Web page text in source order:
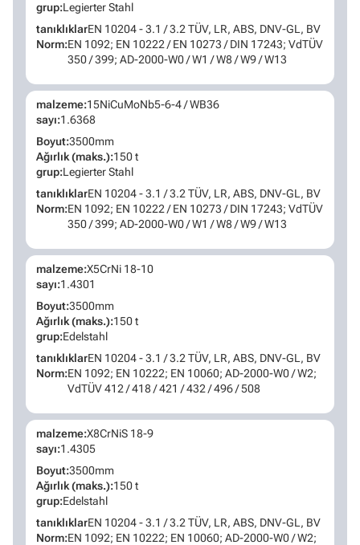
grup:Legierter Stahl
tanıklıklarEN 10204 - 3.1 / 3.2 TÜV, LR, ABS, DNV-GL, BV
Norm:EN 1092; EN 10222 / EN 10273 / DIN 17243; VdTÜV
350 / 399; AD-2000-W0 / W1 / W8 / W9 / W13
malzeme:15NiCuMoNb5-6-4 / WB36
sayı:1.6368
Boyut:3500mm
Ağırlık (maks.):150 t
grup:Legierter Stahl
tanıklıklarEN 10204 - 3.1 / 3.2 TÜV, LR, ABS, DNV-GL, BV
Norm:EN 1092; EN 10222 / EN 10273 / DIN 17243; VdTÜV
350 / 399; AD-2000-W0 / W1 / W8 / W9 / W13
malzeme:X5CrNi 18-10
sayı:1.4301
Boyut:3500mm
Ağırlık (maks.):150 t
grup:Edelstahl
tanıklıklarEN 10204 - 3.1 / 3.2 TÜV, LR, ABS, DNV-GL, BV
Norm:EN 1092; EN 10222; EN 10060; AD-2000-W0 / W2;
VdTÜV 412 / 418 / 421 / 432 / 496 / 508
malzeme:X8CrNiS 18-9
sayı:1.4305
Boyut:3500mm
Ağırlık (maks.):150 t
grup:Edelstahl
tanıklıklarEN 10204 - 3.1 / 3.2 TÜV, LR, ABS, DNV-GL, BV
Norm:EN 1092; EN 10222; EN 10060; AD-2000-W0 / W2;